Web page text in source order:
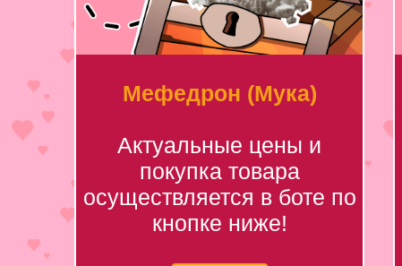
Мефедрон (Мука)
Актуальные цены и
покупка товара
осуществляется в боте по
кнопке ниже!